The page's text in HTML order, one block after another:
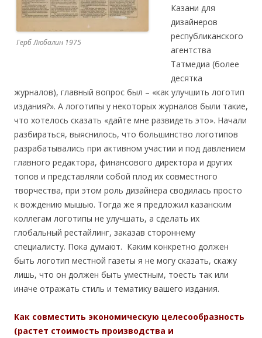
Герб Любалин 1975
Казани для
дизайнеров
республиканского
агентства
Татмедиа (более
десятка
журналов), главный вопрос был – «как улучшить логотип
издания?». А логотипы у некоторых журналов были такие,
что хотелось сказать «дайте мне развидеть это». Начали
разбираться, выяснилось, что большинство логотипов
разрабатывались при активном участии и под давлением
главного редактора, финансового директора и других
топов и представляли собой плод их совместного
творчества, при этом роль дизайнера сводилась просто
к вождению мышью. Тогда же я предложил казанским
коллегам логотипы не улучшать, а сделать их
глобальный рестайлинг, заказав стороннему
специалисту. Пока думают. Каким конкретно должен
быть логотип местной газеты я не могу сказать, скажу
лишь, что он должен быть уместным, тоесть так или
иначе отражать стиль и тематику вашего издания.
Как совместить экономическую целесообразность
(растет стоимость производства и